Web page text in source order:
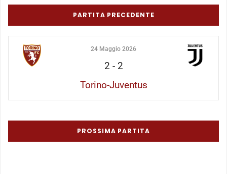
PARTITA PRECEDENTE
24 Maggio 2026
2 - 2
Torino-Juventus
PROSSIMA PARTITA